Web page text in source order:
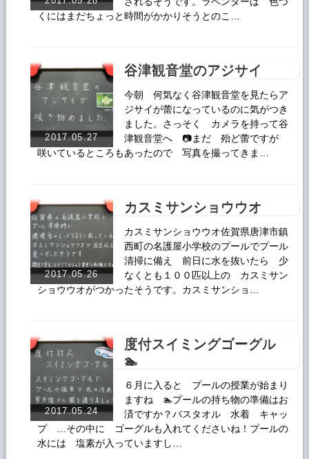
くにはまだちょっと時間がかかりそうとのこ…
2017.05.27
谷津観音堂のアジサイ
今朝 何気なく谷津観音堂を見たらア
ジサイが蕾になっているのに気がつき
ました。さっそく カメラを持って谷
津観音堂へ 📷まだ 殆ど蕾ですが
咲いているところもあったので 写真を撮ってきま…
2017.05.26
カスミサンショウウオ
カスミサンショウウオ佐賀県唐津市鎮
西町の名護屋小学校のプールでプール
清掃に備え 前日に水を抜いたら 少
なくとも１００匹以上の カスミサン
ショウウオがつかったそうです。カスミサンショ…
2017.05.24
度付スイミングゴーグル
🏊
６月に入ると プールの授業が始まり
ますね 🏊プールの持ち物の準備はお
済ですか？バスタオル 水着 キャッ
プ …その中に ゴーグルも入れてくださいね！プールの
水には 塩素が入っていますし…